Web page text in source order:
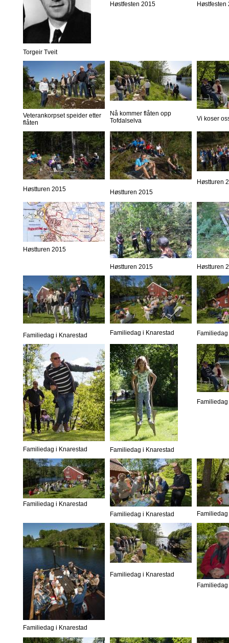
Torgeir Tveit
Høstfesten 2015 Høstfesten
Veterankorpset speider etter
flåten
Nå kommer flåten opp
Tofdalselva
Vi koser
Høstturen 2015 Høstturen 2015
Høstturen
Høstturen 2015
Høstturen 2015 Høstturen
Familiedag i Knarestad Familiedag i Knarestad
Familiedag i Knarestad Familiedag i Knarestad
Familiedag i Knarestad
Familiedag i Knarestad
Familiedag i Knarestad
Familiedag i Knarestad